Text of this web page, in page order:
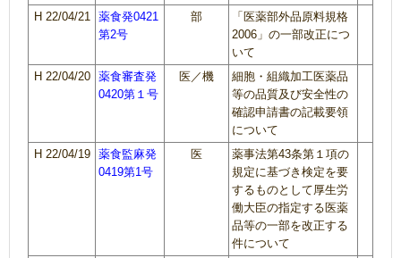
H 22/04/21
薬食発0421
第2号
部
「医薬部外品原料規格
2006」の一部改正につ
いて
H 22/04/20
薬食審査発
0420第１号
医／機
細胞・組織加工医薬品
等の品質及び安全性の
確認申請書の記載要領
について
H 22/04/19
薬食監麻発
0419第1号
医
薬事法第43条第１項の
規定に基づき検定を要
するものとして厚生労
働大臣の指定する医薬
品等の一部を改正する
件について